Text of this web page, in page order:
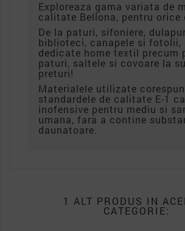
Exploreaza gama variata de
calitate Bellona, pentru orice
De la paturi, sifoniere,
biblioteci, canapele si fotolii,
dedicate home textil precum
paturi, saltele si covoare la
preturi!
Materialele utilizate
standardele de calitate E-1
inofensive pentru mediu si
umana, fara a contine
daunatoare.
1 ALT PRODUS IN
CATEGORIE: